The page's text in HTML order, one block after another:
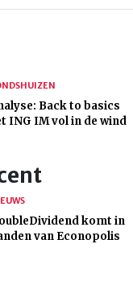
Back to basics
ING IM vol in de wind
komt in
van Econopolis